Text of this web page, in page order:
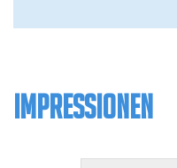
IMPRESSIONEN